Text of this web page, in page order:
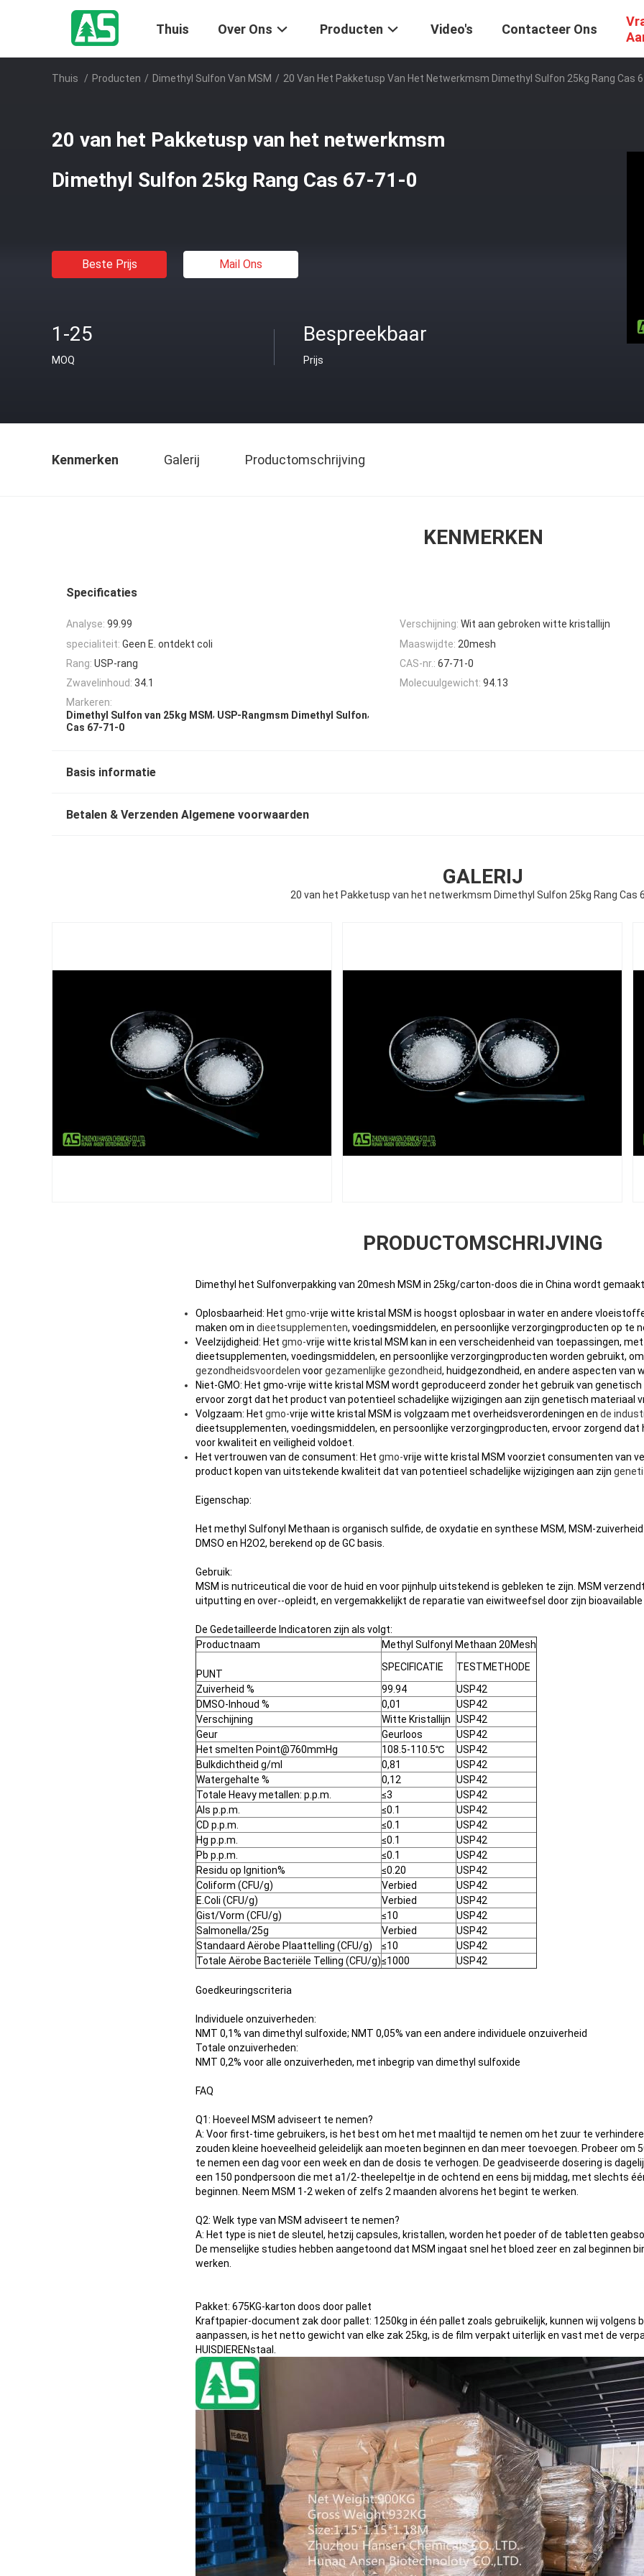
Thuis Over Ons Producten Video's Contacteer Ons
Thuis / Producten / Dimethyl Sulfon Van MSM / 20 Van Het Pakketusp Van Het Netwerkmsm Dimethyl Sulfon 25kg Rang Cas
20 van het Pakketusp van het netwerkmsm
Dimethyl Sulfon 25kg Rang Cas 67-71-0
Beste Prijs Mail Ons
1-25
MOQ
Bespreekbaar
Prijs
Kenmerken Galerij Productomschrijving
KENMERKEN
Specificaties
Analyse: 99.99 Verschijning: Wit aan gebroken witte kristallijn
specialiteit: Geen E. ontdekt coli Maaswijdte: 20mesh
Rang: USP-rang CAS-nr.: 67-71-0
Zwavelinhoud: 34.1 Molecuulgewicht: 94.13
Markeren:
Dimethyl Sulfon van 25kg MSM, USP-Rangmsm Dimethyl Sulfon,
Cas 67-71-0
Basis informatie
Betalen & Verzenden Algemene voorwaarden
GALERIJ
20 van het Pakketusp van het netwerkmsm Dimethyl Sulfon 25kg Rang Cas
PRODUCTOMSCHRIJVING
Dimethyl het Sulfonverpakking van 20mesh MSM in 25kg/carton-doos die in China wordt gemaakt
Oplosbaarheid: Het gmo-vrije witte kristal MSM is hoogst oplosbaar in water en andere
maken om in dieetsupplementen, voedingsmiddelen, en persoonlijke verzorgingproducten op te
Veelzijdigheid: Het gmo-vrije witte kristal MSM kan in een verscheidenheid van toepassingen,
dieetsupplementen, voedingsmiddelen, en persoonlijke verzorgingproducten worden gebruikt,
gezondheidsvoordelen voorgezamenlijke gezondheid, huidgezondheid, en andere aspecten van
Niet-GMO: Het gmo-vrije witte kristal MSM wordt geproduceerd zonder het gebruik van
ervoor zorgt dat het product van potentieel schadelijke wijzigingen aan zijn genetisch materiaal
Volgzaam: Het gmo-vrije witte kristal MSM is volgzaam met overheidsverordeningen en de
dieetsupplementen, voedingsmiddelen, en persoonlijke verzorgingproducten, ervoor zorgend dat
voor kwaliteit en veiligheid voldoet.
Het vertrouwen van de consument: Het gmo-vrije witte kristal MSM voorziet consumenten van
product kopen van uitstekende kwaliteit dat van potentieel schadelijke wijzigingen aan zijn
Eigenschap:
Het methyl Sulfonyl Methaan is organisch sulfide, de oxydatie en synthese MSM, MSM-
DMSO en H2O2, berekend op de GC basis.
Gebruik:
MSM is nutriceutical die voor de huid en voor pijnhulp uitstekend is gebleken te zijn. MSM
uitputting en over--opleidt, en vergemakkelijkt de reparatie van eiwitweefsel door zijn
De Gedetailleerde Indicatoren zijn als volgt:
Productnaam
Methyl Sulfonyl Methaan 20Mesh
PUNT
SPECIFICATIE
TESTMETHODE
Zuiverheid %
99.94
USP42
DMSO-Inhoud %
0,01
USP42
Verschijning
Witte Kristallijn USP42
Geur
Geurloos
USP42
Het smelten Point@760mmHg
108.5-110.5℃
USP42
Bulkdichtheid g/ml
0,81
USP42
Watergehalte %
0,12
USP42
Totale Heavy metallen: p.p.m.
≤3
USP42
Als p.p.m.
≤0.1
USP42
CD p.p.m.
≤0.1
USP42
Hg p.p.m.
≤0.1
USP42
Pb p.p.m.
≤0.1
USP42
Residu op Ignition%
≤0.20
USP42
Coliform (CFU/g)
Verbied
USP42
E.Coli (CFU/g)
Verbied
USP42
Gist/Vorm (CFU/g)
≤10
USP42
Salmonella/25g
Verbied
USP42
Standaard Aërobe Plaattelling (CFU/g)
≤10
USP42
Totale Aërobe Bacteriële Telling (CFU/g)≤1000 USP42
Goedkeuringscriteria
Individuele onzuiverheden:
NMT 0,1% van dimethyl sulfoxide; NMT 0,05% van een andere individuele onzuiverheid
Totale onzuiverheden:
NMT 0,2% voor alle onzuiverheden, met inbegrip van dimethyl sulfoxide
FAQ
Q1: Hoeveel MSM adviseert te nemen?
A: Voor first-time gebruikers, is het best om het met maaltijd te nemen om het zuur te
zouden kleine hoeveelheid geleidelijk aan moeten beginnen en dan meer toevoegen. Probeer om
te nemen een dag voor een week en dan de dosis te verhogen. De geadviseerde dosering is
een 150 pondpersoon die met a1/2-theelepeltje in de ochtend en eens bij middag, met slechts
beginnen. Neem MSM 1-2 weken of zelfs 2 maanden alvorens het begint te werken.
Q2: Welk type van MSM adviseert te nemen?
A: Het type is niet de sleutel, hetzij capsules, kristallen, worden het poeder of de tabletten
De menselijke studies hebben aangetoond dat MSM ingaat snel het bloed zeer en zal beginnen
werken.
Pakket: 675KG-karton doos door pallet
Kraftpapier-document zak door pallet: 1250kg in één pallet zoals gebruikelijk, kunnen wij volgens
aanpassen, is het netto gewicht van elke zak 25kg, is de film verpakt uiterlijk en vast met de
HUISDIERENstaal.